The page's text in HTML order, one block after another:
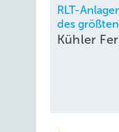
RLT-
des
Kühler